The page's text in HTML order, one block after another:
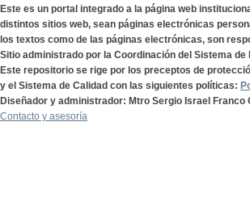
Este es un portal integrado a la página web
distintos sitios web, sean páginas electrónicas
los textos como de las páginas electrónicas, son
Sitio administrado por la Coordinación del Sistema de
Este repositorio se rige por los preceptos de
y el Sistema de Calidad con las siguientes políticas:
Diseñador y administrador: Mtro Sergio Israel Franco
Contacto y asesoría